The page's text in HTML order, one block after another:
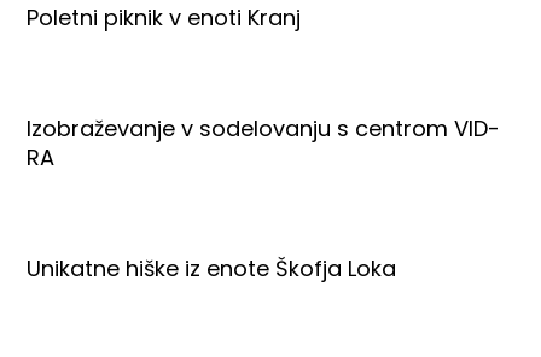
Poletni piknik v enoti Kranj
Izobraževanje v sodelovanju s centrom VID-
RA
Unikatne hiške iz enote Škofja Loka